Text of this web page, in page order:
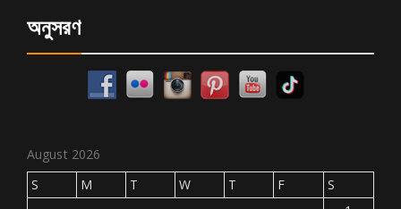
অনুসরণ
August 2026
S
M T W T F
S